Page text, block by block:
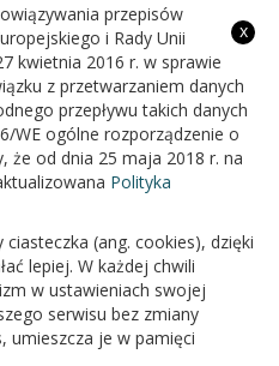
GMINY BIAŁOPOLE
x
przepisów
i Rady Unii
kwietnia 2016 r. w sprawie
z przetwarzaniem danych
przepływu takich danych
WE ogólne rozporządzenie o
że od dnia 25 maja 2018 r. na
Polityka
(ang. cookies), dzięki
lepiej. W każdej chwili
w ustawieniach swojej
serwisu bez zmiany
umieszcza je w pamięci